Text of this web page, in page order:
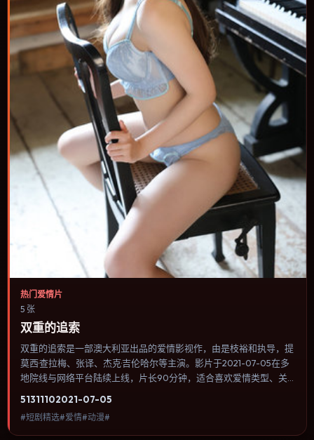
热门爱情片
5 张
双重的追索
双重的追索是一部澳大利亚出品的爱情影视作，由是枝裕和执导，提
莫西·查拉梅、张译、杰克·吉伦哈尔等主演。影片于2021-07-05在多
地院线与网络平台陆续上线，片长90分钟，适合喜欢爱情类型、关
推进，节奏与视听语言统一，可作为休闲观影或类型片补片的选择。
51311102021-07-05
#短剧精选#爱情#动漫#